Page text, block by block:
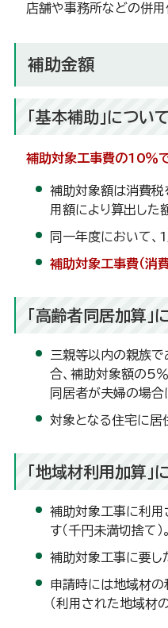
店舗や事務所などの併用
補助金額
「基本補助」について
補助対象工事費の10％
補助対象額は消費税
用額により算出した
同一年度において、
補助対象工事費（消
「高齢者同居加算」
三親等以内の親族で
合、補助対象額の5
同居者が夫婦の場合
対象となる住宅に居
「地域材利用加算」
補助対象工事に利用
す（千円未満切捨て）。
補助対象工事に要し
申請時には地域材の
（利用された地域材